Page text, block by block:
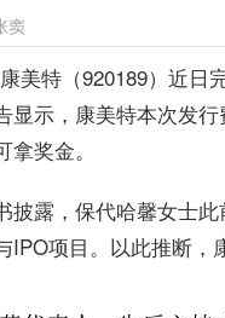
窦
美特（920189）近
显示，康美特本次发
奖金。
披露，保代哈馨女士
项目。以此推断，